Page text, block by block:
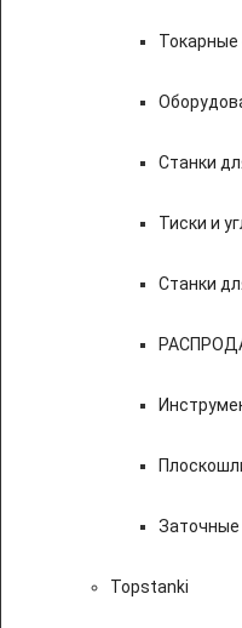
Токарные
Станки
Тиски и
Станки
Заточные
Topstanki